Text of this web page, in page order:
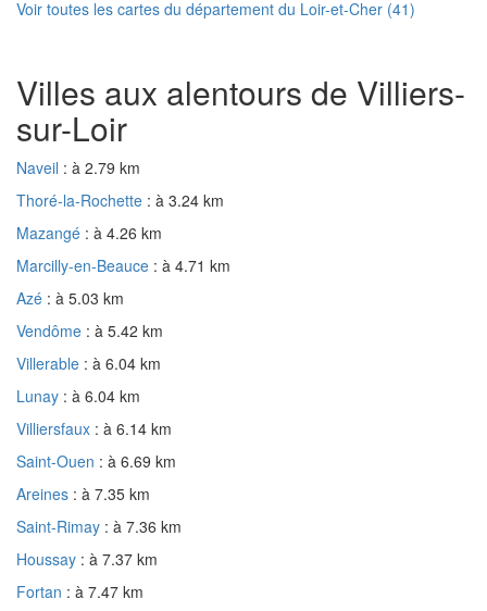
Voir toutes les cartes du département du Loir-et-Cher (41)
Villes aux alentours de Villiers-
sur-Loir
Naveil : à 2.79 km
Thoré-la-Rochette : à 3.24 km
Mazangé : à 4.26 km
Marcilly-en-Beauce : à 4.71 km
Azé : à 5.03 km
Vendôme : à 5.42 km
Villerable : à 6.04 km
Lunay : à 6.04 km
Villiersfaux : à 6.14 km
Saint-Ouen : à 6.69 km
Areines : à 7.35 km
Saint-Rimay : à 7.36 km
Houssay : à 7.37 km
Fortan : à 7.47 km